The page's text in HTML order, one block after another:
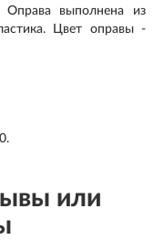
Оправа выполнена из
Цвет оправы -
или